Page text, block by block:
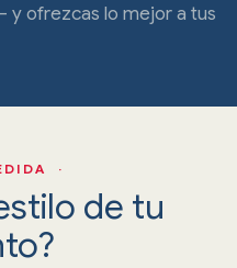
y ofrezcas lo mejor a tus
·
de tu